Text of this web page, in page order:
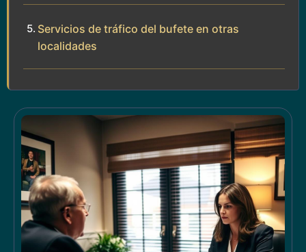
Servicios de tráfico del bufete en otras
localidades